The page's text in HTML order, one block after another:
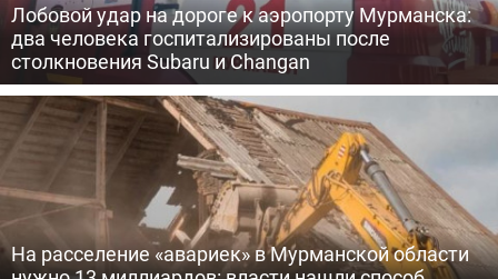
Лобовой удар на дороге к аэропорту Мурманска:
два человека госпитализированы после
столкновения Subaru и Changan
На расселение «авариек» в Мурманской области